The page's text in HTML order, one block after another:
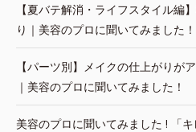
【夏バテ解消・ライフスタイル編
り｜美容のプロに聞いてみました！
【パーツ別】メイクの仕上がりが
｜美容のプロに聞いてみました！
美容のプロに聞いてみました ! 「キ